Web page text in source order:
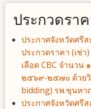
ประกวดรา
ประกาศจังหวัดศรีส
ประกวดราคา (เช่
เลือด CBC จำนวน
๒๕๖๙-๒๕๗๐ ด้วยวิ
bidding) รพ.ขุนหา
ประกาศจังหวัดศรีส